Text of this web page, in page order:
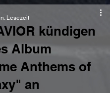
kündigen
Album
Anthems of
an
Lesezeit